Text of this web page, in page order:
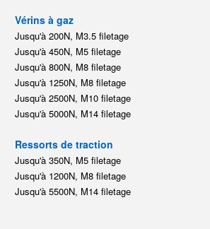
Vérins à gaz
Jusqu'à 200N, M3.5 filetage
Jusqu'à 450N, M5 filetage
Jusqu'à 800N, M8 filetage
Jusqu'à 1250N, M8 filetage
Jusqu'à 2500N, M10 filetage
Jusqu'à 5000N, M14 filetage
Ressorts de traction
Jusqu'à 350N, M5 filetage
Jusqu'à 1200N, M8 filetage
Jusqu'à 5500N, M14 filetage